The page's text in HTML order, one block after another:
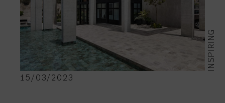
INSPIRING
15/03/2023